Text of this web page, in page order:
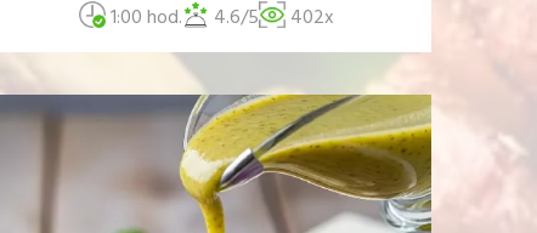
1:00 hod. 4.6/5 402x